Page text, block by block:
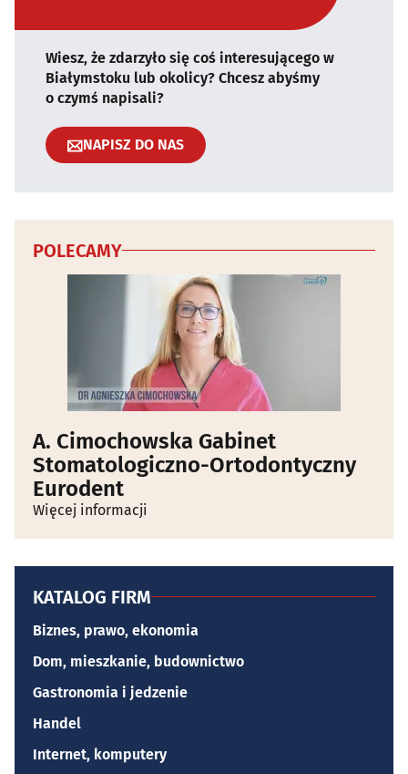
Wiesz, że zdarzyło się coś interesującego w
Białymstoku lub okolicy? Chcesz abyśmy
o czymś napisali?
NAPISZ DO NAS
POLECAMY
A. Cimochowska Gabinet
Stomatologiczno-Ortodontyczny
Eurodent
Więcej informacji
KATALOG FIRM
Biznes, prawo, ekonomia
Dom, mieszkanie, budownictwo
Gastronomia i jedzenie
Handel
Internet, komputery